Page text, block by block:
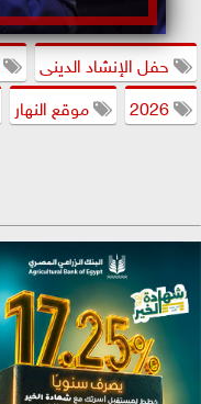
حفل الإنشاد الدينى
موقع النهار